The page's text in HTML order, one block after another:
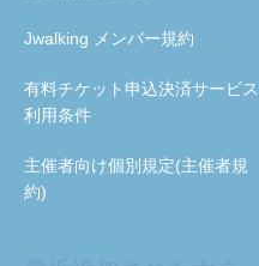
Jwalking メンバー規約
有料チケット申込決済サービス
利用条件
主催者向け個別規定(主催者規
約)